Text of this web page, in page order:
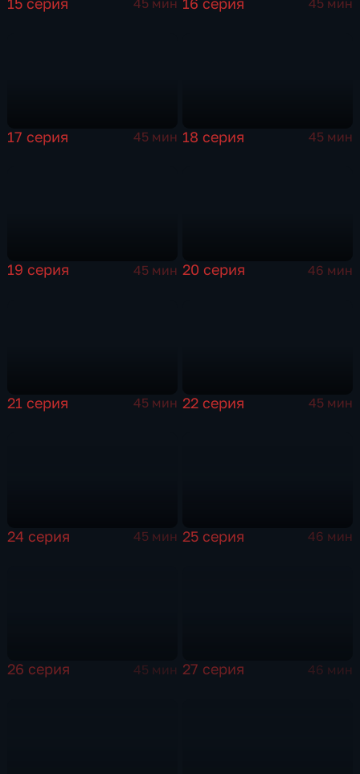
45 мин 45 мин
17 серия 45 мин 18 серия 45 мин
19 серия 45 мин 20 серия 46 мин
21 серия 45 мин 22 серия 45 мин
24 серия 45 мин 25 серия 46 мин
26 серия 45 мин 27 серия 46 мин